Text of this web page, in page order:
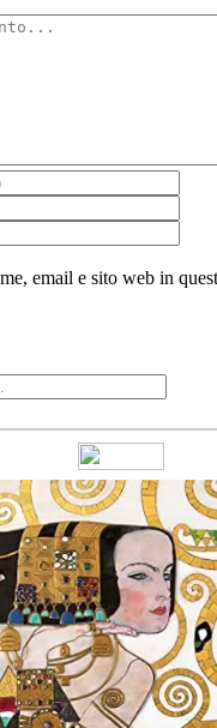
email e sito web in